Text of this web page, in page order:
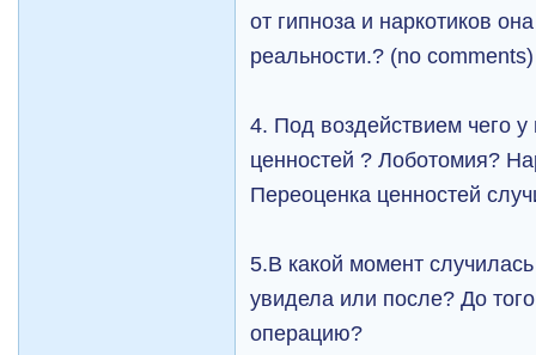
от гипноза и наркотиков
реальности.? (no comments)
4. Под воздействием чего
ценностей ? Лоботомия?
Переоценка ценностей
5.В какой момент
увидела или после? До
операцию?